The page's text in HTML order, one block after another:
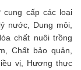
cung cấp các loại
nước, Dung môi,
chất nuôi trồng
Chất bảo quản,
vị, Hương thực